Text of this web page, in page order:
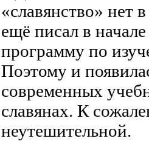
«славянство» нет
ещё писал в
программу по
Поэтому и
современных
славянах. К
неутешительной.